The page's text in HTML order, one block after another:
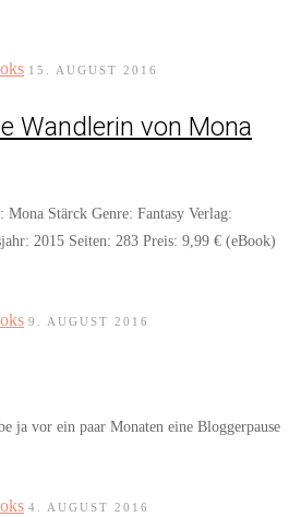
15. AUGUST 2016
Wandlerin von Mona
Stärck Genre: Fantasy Verlag:
2015 Seiten: 283 Preis: 9,99 € (eBook)
9. AUGUST 2016
ja vor ein paar Monaten eine Bloggerpause
4. AUGUST 2016